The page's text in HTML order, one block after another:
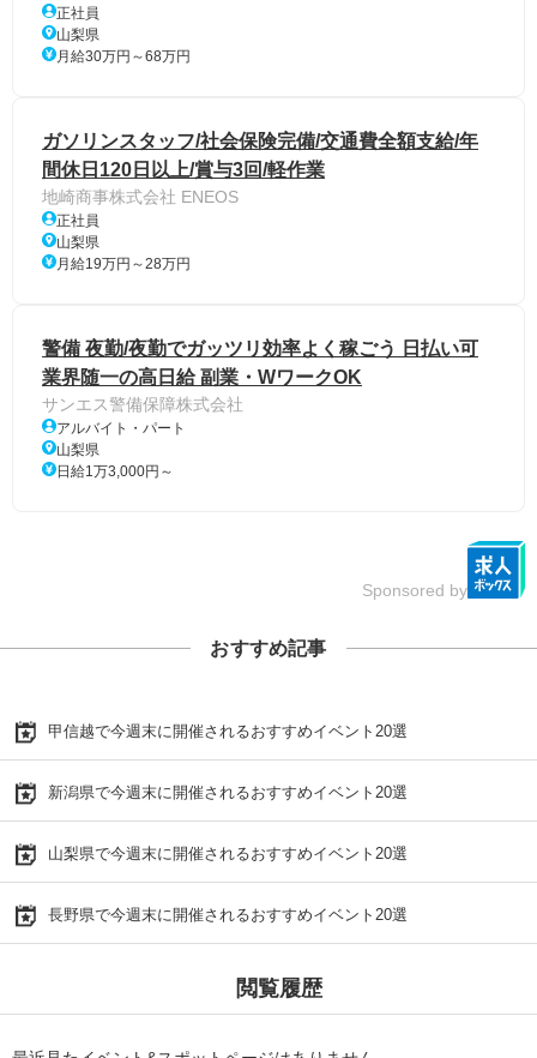
正社員
山梨県
月給30万円～68万円
ガソリンスタッフ/社会保険完備/交通費全額支給/年
間休日120日以上/賞与3回/軽作業
地崎商事株式会社 ENEOS
正社員
山梨県
月給19万円～28万円
警備 夜勤/夜勤でガッツリ効率よく稼ごう 日払い可
業界随一の高日給 副業・WワークOK
サンエス警備保障株式会社
アルバイト・パート
山梨県
日給1万3,000円～
Sponsored by
おすすめ記事
甲信越で今週末に開催されるおすすめイベント20選
新潟県で今週末に開催されるおすすめイベント20選
山梨県で今週末に開催されるおすすめイベント20選
長野県で今週末に開催されるおすすめイベント20選
閲覧履歴